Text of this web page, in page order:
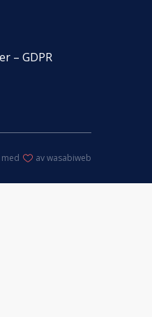
– GDPR
med av wasabiweb